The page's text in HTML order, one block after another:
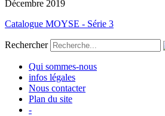
Décembre 2019
Catalogue MOYSE - Série 3
Rechercher
Qui sommes-nous
infos légales
Nous contacter
Plan du site
-